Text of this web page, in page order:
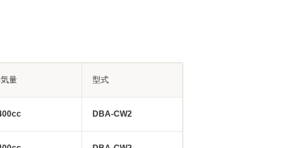
量 型式
DBA-CW2